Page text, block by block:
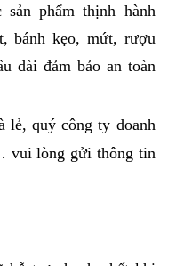
phẩm thịnh hành
bánh kẹo, mứt, rượu
dài đảm bảo an toàn
lẻ, quý công ty doanh
vui lòng gửi thông tin